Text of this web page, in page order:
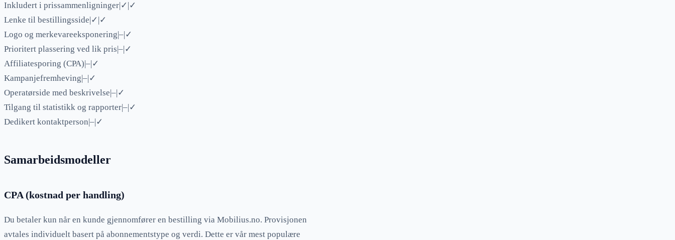
Inkludert i prissammenligninger|✓|✓
Lenke til bestillingsside|✓|✓
Logo og merkevareeksponering|–|✓
Prioritert plassering ved lik pris|–|✓
Affiliatesporing (CPA)|–|✓
Kampanjefremheving|–|✓
Operatørside med beskrivelse|–|✓
Tilgang til statistikk og rapporter|–|✓
Dedikert kontaktperson|–|✓
Samarbeidsmodeller
CPA (kostnad per handling)
Du betaler kun når en kunde gjennomfører en bestilling via Mobilius.no. Provisjonen
avtales individuelt basert på abonnementstype og verdi. Dette er vår mest populære